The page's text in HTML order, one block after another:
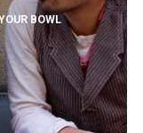
BOWL